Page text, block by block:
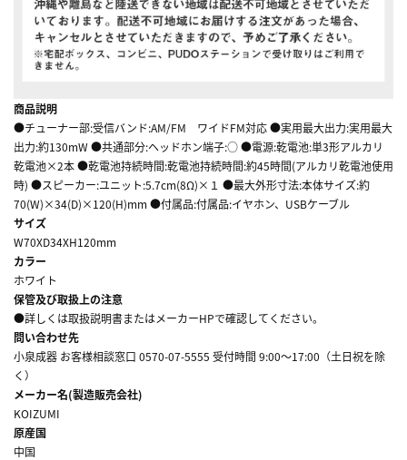
商品説明
●チューナー部:受信バンド:AM/FM ワイドFM対応 ●実用最大出力:実用最大
出力:約130mW ●共通部分:ヘッドホン端子:○ ●電源:乾電池:単3形アルカリ
乾電池×2本 ●乾電池持続時間:乾電池持続時間:約45時間(アルカリ乾電池使用
時) ●スピーカー:ユニット:5.7cm(8Ω)×１ ●最大外形寸法:本体サイズ:約
70(W)×34(D)×120(H)mm ●付属品:付属品:イヤホン、USBケーブル
サイズ
W70XD34XH120mm
カラー
ホワイト
保管及び取扱上の注意
●詳しくは取扱説明書またはメーカーHPで確認してください。
問い合わせ先
小泉成器 お客様相談窓口 0570-07-5555 受付時間 9:00～17:00（土日祝を除
く）
メーカー名(製造販売会社)
KOIZUMI
原産国
中国